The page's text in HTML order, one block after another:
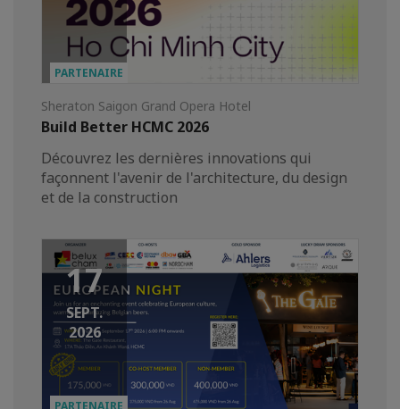
PARTENAIRE
Sheraton Saigon Grand Opera Hotel
Build Better HCMC 2026
Découvrez les dernières innovations qui
façonnent l'avenir de l'architecture, du design
et de la construction
17
SEPT.
2026
PARTENAIRE